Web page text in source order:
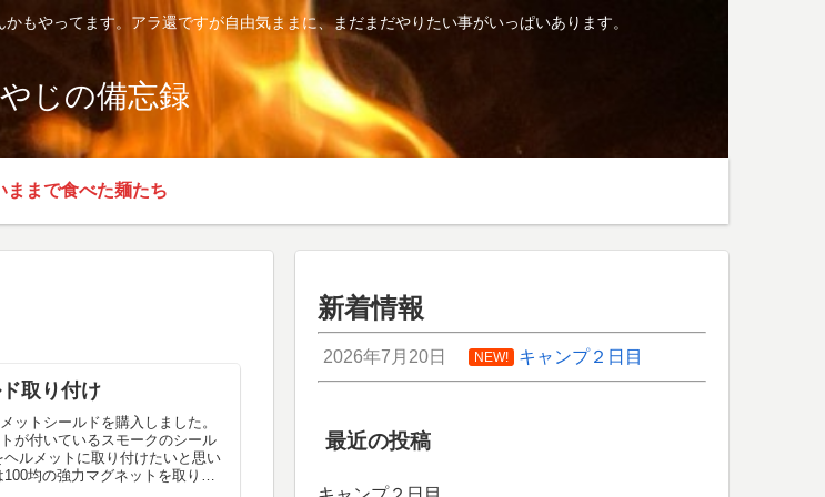
もやってます。アラ還ですが自由気ままに、まだまだやりたい事がいっぱいあります。
じの備忘録
ままで食べた麺たち
取り付け
ットシールドを購入しました。
が付いているスモークのシール
ヘルメットに取り付けたいと思い
均の強力マグネットを取り付
新着情報
2026年7月20日 NEW! キャンプ２日目
最近の投稿